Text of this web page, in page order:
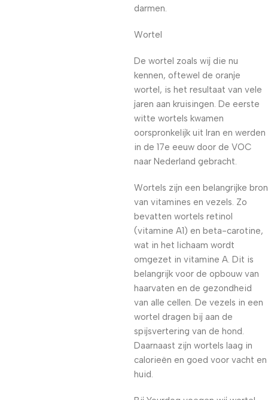
darmen.
Wortel
De wortel zoals wij die nu
kennen, oftewel de oranje
wortel, is het resultaat van vele
jaren aan kruisingen. De eerste
witte wortels kwamen
oorspronkelijk uit Iran en werden
in de 17e eeuw door de VOC
naar Nederland gebracht.
Wortels zijn een belangrijke bron
van vitamines en vezels. Zo
bevatten wortels retinol
(vitamine A1) en beta-carotine,
wat in het lichaam wordt
omgezet in vitamine A. Dit is
belangrijk voor de opbouw van
haarvaten en de gezondheid
van alle cellen. De vezels in een
wortel dragen bij aan de
spijsvertering van de hond.
Daarnaast zijn wortels laag in
calorieën en goed voor vacht en
huid.